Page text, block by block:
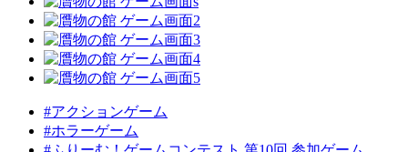
#アクションゲーム
#ホラーゲーム